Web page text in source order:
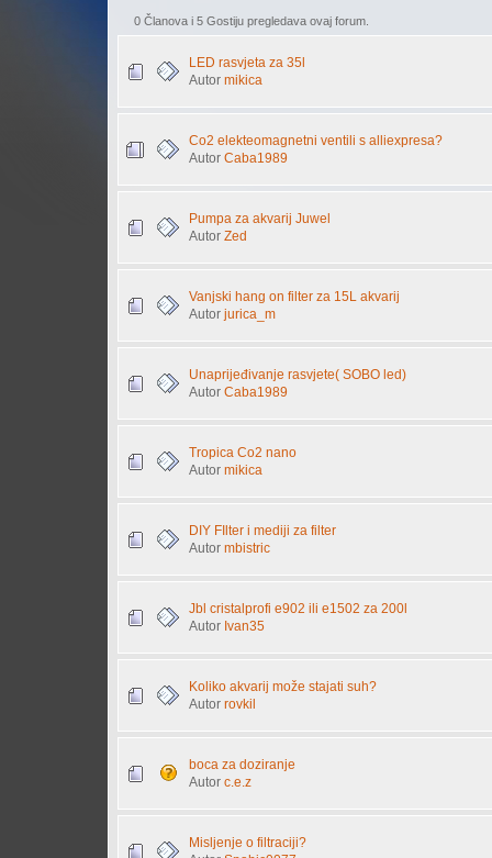
0 Članova i 5 Gostiju pregledava ovaj forum.
LED rasvjeta za 35l
Autor mikica
Co2 elekteomagnetni ventili s alliexpresa?
Autor Caba1989
Pumpa za akvarij Juwel
Autor Zed
Vanjski hang on filter za 15L akvarij
Autor jurica_m
Unaprijeđivanje rasvjete( SOBO led)
Autor Caba1989
Tropica Co2 nano
Autor mikica
DIY FIlter i mediji za filter
Autor mbistric
Jbl cristalprofi e902 ili e1502 za 200l
Autor Ivan35
Koliko akvarij može stajati suh?
Autor rovkil
boca za doziranje
Autor c.e.z
Misljenje o filtraciji?